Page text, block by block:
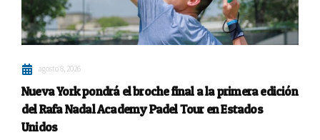
agosto 8, 2026
Nueva York pondrá el broche final a la primera edición
del Rafa Nadal Academy Padel Tour en Estados
Unidos